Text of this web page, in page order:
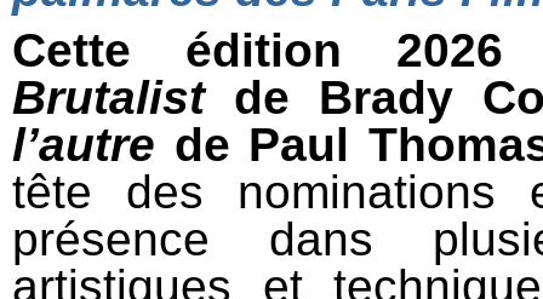
Cette édition
Brutalist de Brady
l’autre de Paul
tête des nominations
présence dans
artistiques et